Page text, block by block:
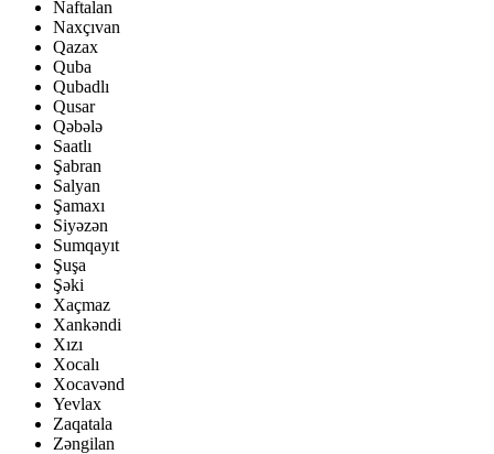
Naftalan
Naxçıvan
Qazax
Quba
Qubadlı
Qusar
Qəbələ
Saatlı
Şabran
Salyan
Şamaxı
Siyəzən
Sumqayıt
Şuşa
Şəki
Xaçmaz
Xankəndi
Xızı
Xocalı
Xocavənd
Yevlax
Zaqatala
Zəngilan